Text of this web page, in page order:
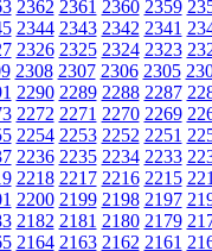
2362 2361 2360 2359
2344 2343 2342 2341
2326 2325 2324 2323
2308 2307 2306 2305
2290 2289 2288 2287
2272 2271 2270 2269
2254 2253 2252 2251
2236 2235 2234 2233
2218 2217 2216 2215
2200 2199 2198 2197
2182 2181 2180 2179
2164 2163 2162 2161